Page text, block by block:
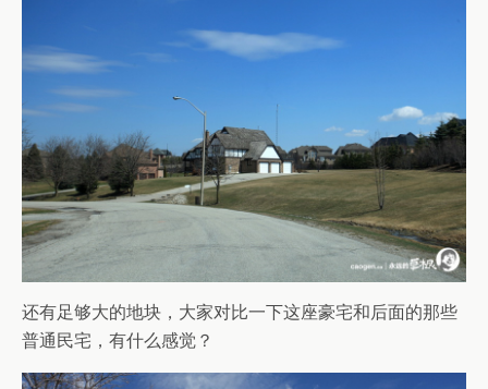
还有足够大的地块，大家对比一下这座豪宅和后面的那些
普通民宅，有什么感觉？